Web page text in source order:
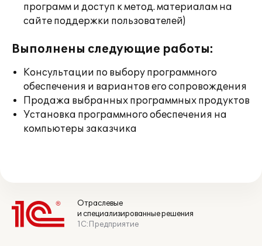
программ и доступ к метод. материалам на
сайте поддержки пользователей)
Выполнены следующие работы:
Консультации по выбору программного
обеспечения и вариантов его сопровождения
Продажа выбранных программных продуктов
Установка программного обеспечения на
компьютеры заказчика
Отраслевые
и специализированные решения
1С:Предприятие